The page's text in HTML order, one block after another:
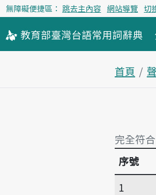
無障礙便捷區： 跳去主內容 網站導覽 切
教育部臺灣台語常用詞辭典
首頁
完全符
完全符
序號
1